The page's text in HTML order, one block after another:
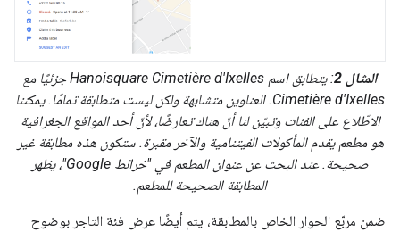
المثال 2
: يتطابق اسم Hanoisquare Cimetière d'Ixelles جزئيًا مع
Cimetière d'Ixelles. العناوين متشابهة ولكن ليست متطابقة تمامًا. يمكننا
الاطّلاع على الفئات وتبيّن لنا أنّ هناك تعارضًا، لأنّ أحد المواقع الجغرافية
هو مطعم يقدم المأكولات الفيتنامية والآخر مقبرة. ستكون هذه مطابقة غير
صحيحة. عند البحث عن عنوان المطعم في "خرائط Google"، يظهر
المطابقة الصحيحة للمطعم.
ضمن مربّع الحوار الخاص بالمطابقة، يتم أيضًا عرض فئة التاجر بوضوح